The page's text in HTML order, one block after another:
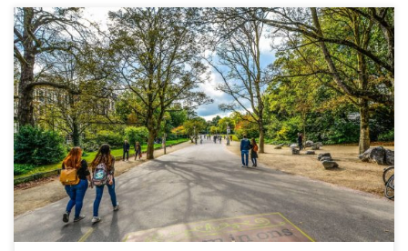
De gemeenteraad heeft het bestemmingsplan Willemspark-
Vondelpark 2019 vastgesteld. Dit bestemmingsplan vervangt de
bestemmingsplannen Willemspark-Van Eeghenstraat (2002) en
Vondelpark (2004). In het horecabeleid is bepaald dat in het
plangebied geen nieuwe horeca-inrichtingen zijn toegestaan. Ook
geldt er in het hele plangebied een hotelstop. Het nieuwe
bestemmingsplan Willemspark-Vondelpark 2019 is te raadplegen
[…]